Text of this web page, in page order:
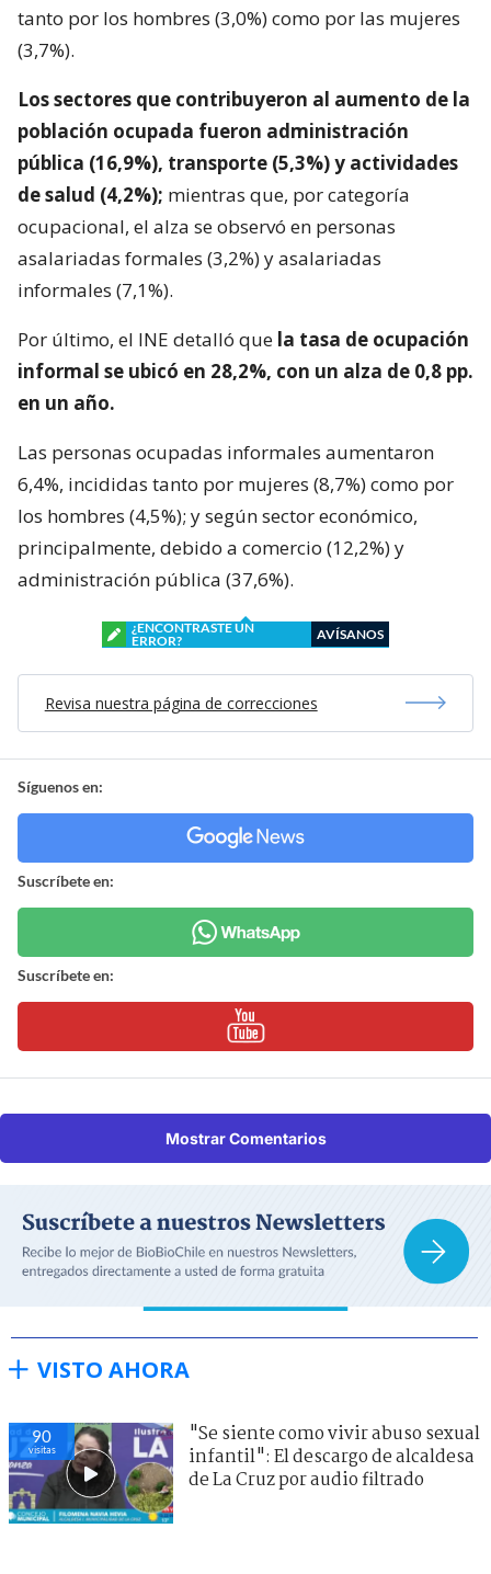
tanto por los hombres (3,0%) como por las mujeres
(3,7%).
Los sectores que contribuyeron al aumento de la
población ocupada fueron administración
pública (16,9%), transporte (5,3%) y actividades
de salud (4,2%); mientras que, por categoría
ocupacional, el alza se observó en personas
asalariadas formales (3,2%) y asalariadas
informales (7,1%).
Por último, el INE detalló que la tasa de ocupación
informal se ubicó en 28,2%, con un alza de 0,8 pp.
en un año.
Las personas ocupadas informales aumentaron
6,4%, incididas tanto por mujeres (8,7%) como por
los hombres (4,5%); y según sector económico,
principalmente, debido a comercio (12,2%) y
administración pública (37,6%).
¿ENCONTRASTE UN
ERROR?
AVÍSANOS
Revisa nuestra página de correcciones
Síguenos en:
Suscríbete en:
Suscríbete en:
Mostrar Comentarios
VISTO AHORA
90
visitas
"Se siente como vivir abuso sexual
infantil": El descargo de alcaldesa
de La Cruz por audio filtrado